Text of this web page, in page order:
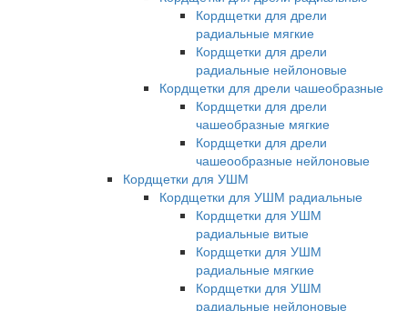
Кордщетки для дрели
радиальные мягкие
Кордщетки для дрели
радиальные нейлоновые
Кордщетки для дрели чашеобразные
Кордщетки для дрели
чашеобразные мягкие
Кордщетки для дрели
чашеообразные нейлоновые
Кордщетки для УШМ
Кордщетки для УШМ радиальные
Кордщетки для УШМ
радиальные витые
Кордщетки для УШМ
радиальные мягкие
Кордщетки для УШМ
радиальные нейлоновые